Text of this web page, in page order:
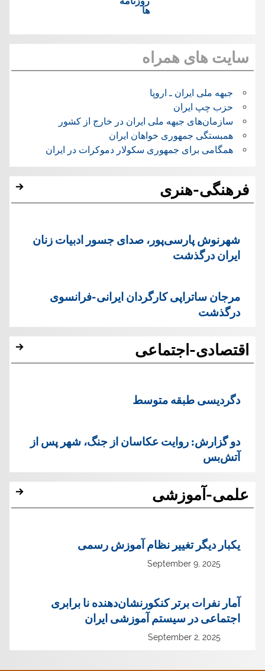
ها
سایت های همراه
جبهه ملی ایران ـ اروپا
حزب چپ ایران
سازمان‌های جبهه ملی ایران در خارج از کشور
همبستگی جمهوری خواهان ایران
همگامی برای جمهوری سکولار دموکرات در ایران
فرهنگی-هنری
شهرنوش پارسی‌پور، صدای جسور ادبیات زنان
ایران درگذشت
مرجان ساتراپی کارگردان ایرانی-فرانسوی
درگذشت
اقتصادی-اجتماعی
دگردیسی طبقه متوسط
دو گزارش: روایت عکاسان از جنگ، شهر پس از
آتش‌بس
علمی-آموزشی
یک‏بار دیگر تغییر نظام آموزش رسمی
September 9, 2025
آمار نفرات برتر کنکورنشان‌دهنده نا برابری
اجتماعی در سیستم آموزشی ایران
September 2, 2025